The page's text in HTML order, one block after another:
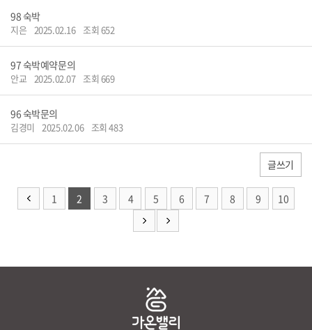
98숙박
지은 2025.02.16 조회 652
97숙박예약문의
안교 2025.02.07 조회 669
96숙박문의
김경미 2025.02.06 조회 483
글쓰기
1 2 3 4 5 6 7 8 9 10